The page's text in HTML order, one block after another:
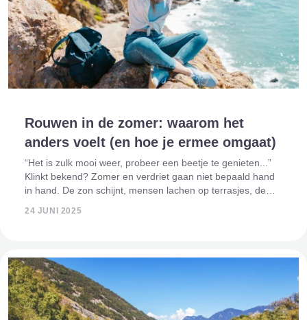
Rouwen in de zomer: waarom het
anders voelt (en hoe je ermee omgaat)
“Het is zulk mooi weer, probeer een beetje te genieten...”
Klinkt bekend? Zomer en verdriet gaan niet bepaald hand
in hand. De zon schijnt, mensen lachen op terrasjes, de
24 JUNI 2025